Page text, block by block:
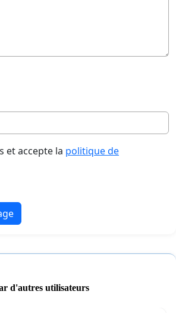
et accepte la politique de
d'autres utilisateurs